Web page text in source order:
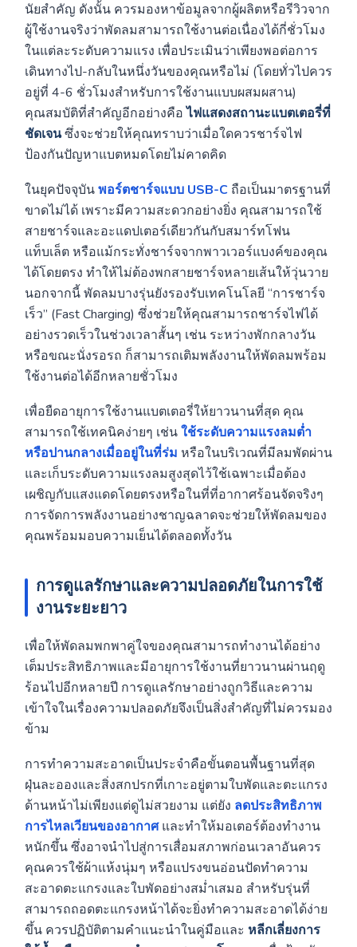
นัยสำคัญ ดังนั้น ควรมองหาข้อมูลจากผู้ผลิตหรือรีวิวจาก
ผู้ใช้งานจริงว่าพัดลมสามารถใช้งานต่อเนื่องได้กี่ชั่วโมง
ในแต่ละระดับความแรง เพื่อประเมินว่าเพียงพอต่อการ
เดินทางไป-กลับในหนึ่งวันของคุณหรือไม่ (โดยทั่วไปควร
อยู่ที่ 4-6 ชั่วโมงสำหรับการใช้งานแบบผสมผสาน)
คุณสมบัติที่สำคัญอีกอย่างคือไฟแสดงสถานะแบตเตอรี่ที่
ชัดเจนซึ่งจะช่วยให้คุณทราบว่าเมื่อใดควรชาร์จไฟ
ป้องกันปัญหาแบตหมดโดยไม่คาดคิด
ในยุคปัจจุบันพอร์ตชาร์จแบบ USB-C ถือเป็นมาตรฐานที่
ขาดไม่ได้ เพราะมีความสะดวกอย่างยิ่ง คุณสามารถใช้
สายชาร์จและอะแดปเตอร์เดียวกันกับสมาร์ทโฟน
แท็บเล็ต หรือแม้กระทั่งชาร์จจากพาวเวอร์แบงค์ของคุณ
ได้โดยตรง ทำให้ไม่ต้องพกสายชาร์จหลายเส้นให้วุ่นวาย
นอกจากนี้ พัดลมบางรุ่นยังรองรับเทคโนโลยี “การชาร์จ
เร็ว” (Fast Charging) ซึ่งช่วยให้คุณสามารถชาร์จไฟได้
อย่างรวดเร็วในช่วงเวลาสั้นๆ เช่น ระหว่างพักกลางวัน
หรือขณะนั่งรอรถ ก็สามารถเติมพลังงานให้พัดลมพร้อม
ใช้งานต่อได้อีกหลายชั่วโมง
เพื่อยืดอายุการใช้งานแบตเตอรี่ให้ยาวนานที่สุด คุณ
สามารถใช้เทคนิคง่ายๆ เช่นใช้ระดับความแรงลมต่ำ
หรือปานกลางเมื่ออยู่ในที่ร่ม หรือในบริเวณที่มีลมพัดผ่าน
และเก็บระดับความแรงลมสูงสุดไว้ใช้เฉพาะเมื่อต้อง
เผชิญกับแสงแดดโดยตรงหรือในที่ที่อากาศร้อนจัดจริงๆ
การจัดการพลังงานอย่างชาญฉลาดจะช่วยให้พัดลมของ
คุณพร้อมมอบความเย็นได้ตลอดทั้งวัน
การดูแลรักษาและความปลอดภัยในการใช้
งานระยะยาว
เพื่อให้พัดลมพกพาคู่ใจของคุณสามารถทำงานได้อย่าง
เต็มประสิทธิภาพและมีอายุการใช้งานที่ยาวนานผ่านฤดู
ร้อนไปอีกหลายปี การดูแลรักษาอย่างถูกวิธีและความ
เข้าใจในเรื่องความปลอดภัยจึงเป็นสิ่งสำคัญที่ไม่ควรมอง
ข้าม
การทำความสะอาดเป็นประจำคือขั้นตอนพื้นฐานที่สุด
ฝุ่นละอองและสิ่งสกปรกที่เกาะอยู่ตามใบพัดและตะแกรง
ด้านหน้าไม่เพียงแต่ดูไม่สวยงาม แต่ยัง ลดประสิทธิภาพ
การไหลเวียนของอากาศและทำให้มอเตอร์ต้องทำงาน
หนักขึ้น ซึ่งอาจนำไปสู่การเสื่อมสภาพก่อนเวลาอันควร
คุณควรใช้ผ้าแห้งนุ่มๆ หรือแปรงขนอ่อนปัดทำความ
สะอาดตะแกรงและใบพัดอย่างสม่ำเสมอ สำหรับรุ่นที่
สามารถถอดตะแกรงหน้าได้จะยิ่งทำความสะอาดได้ง่าย
ขึ้น ควรปฏิบัติตามคำแนะนำในคู่มือและ หลีกเลี่ยงการ